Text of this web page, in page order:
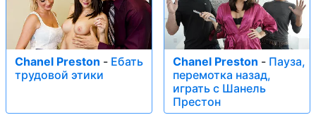
Chanel Preston - Ебать
трудовой этики
Chanel Preston - Пауза,
перемотка назад,
играть с Шанель
Престон